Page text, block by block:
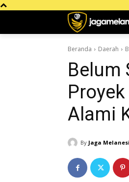
Beranda Daerah
Belum
Alami
By Jaga